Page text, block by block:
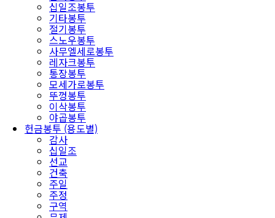
십일조봉투
기타봉투
절기봉투
스노우봉투
사무엘세로봉투
레자크봉투
통장봉투
모세가로봉투
뚜껑봉투
이삭봉투
야곱봉투
헌금봉투 (용도별)
감사
십일조
선교
건축
주일
주정
구역